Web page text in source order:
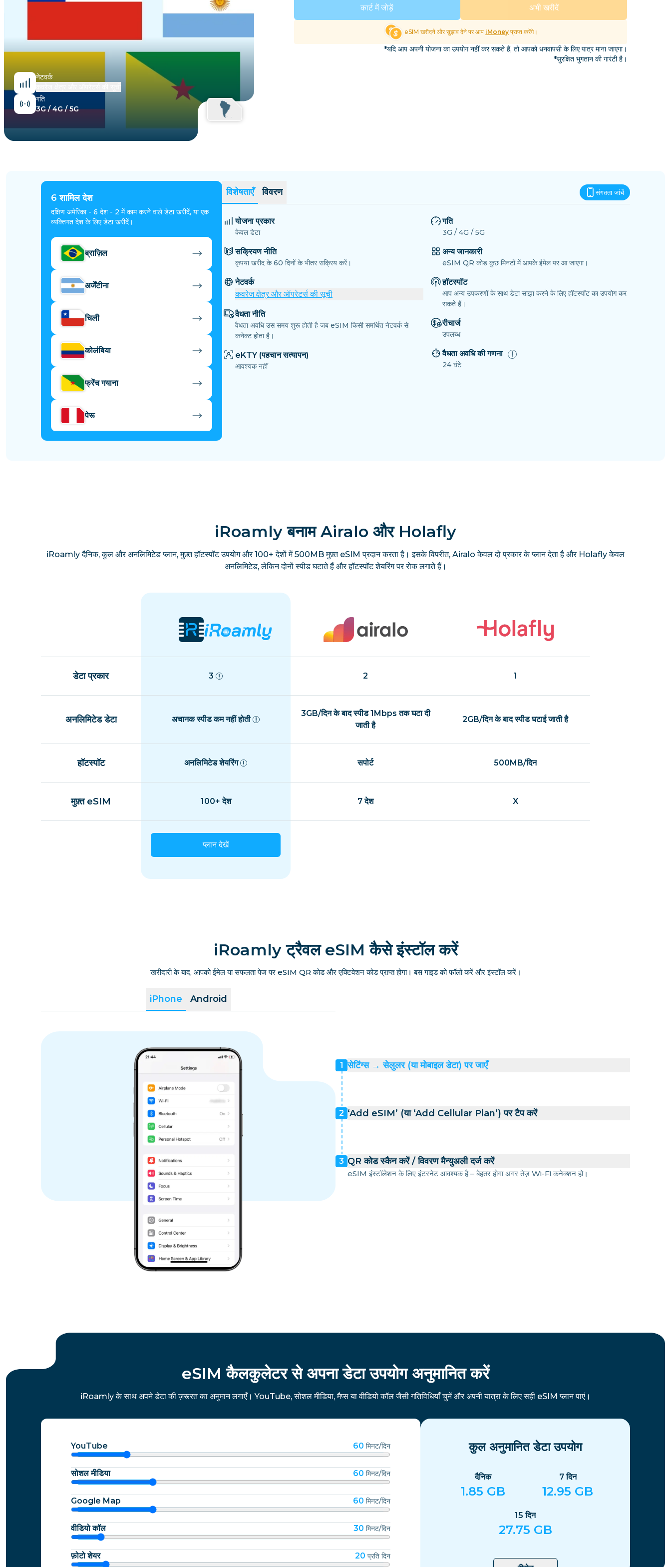
सभी गंतव्यों का अन्वेषण करें
नेटवर्क
गति
3G / 4G / 5G
कार्ट में जोड़ें अभी खरीदें
eSIM खरीदने और सुझाव देने पर आप iMoney प्राप्त करेंगे।
*यदि आप अपनी योजना का उपयोग नहीं कर सकते हैं, तो आपको धनवापसी के लिए पात्र माना जाएगा।
*सुरक्षित भुगतान की गारंटी है।
6 शामिल देश
दक्षिण अमेरिका - 6 देश - 2 में काम करने वाले डेटा खरीदें, या एक
व्यक्तिगत देश के लिए डेटा खरीदें।
ब्राज़िल
अर्जेंटीना
चिली
कोलंबिया
फ्रेंच गयाना
पेरू
विशेषताएँ विवरण संगतता जांचें
योजना प्रकार
केवल डेटा
सक्रियण नीति
कृपया खरीद के 60 दिनों के भीतर सक्रिय करें।
नेटवर्क
कवरेज क्षेत्र और ऑपरेटर्स की सूची
वैधता नीति
वैधता अवधि उस समय शुरू होती है जब eSIM किसी समर्थित नेटवर्क से
कनेक्ट होता है।
eKTY (पहचान सत्यापन)
आवश्यक नहीं
गति
3G / 4G / 5G
अन्य जानकारी
eSIM QR कोड कुछ मिनटों में आपके ईमेल पर आ जाएगा।
हॉटस्पॉट
आप अन्य उपकरणों के साथ डेटा साझा करने के लिए हॉटस्पॉट का उपयोग कर
सकते हैं।
रीचार्ज
उपलब्ध
वैधता अवधि की गणना
24 घंटे
iRoamly बनाम Airalo और Holafly
iRoamly दैनिक, कुल और अनलिमिटेड प्लान, मुफ़्त हॉटस्पॉट उपयोग और 100+ देशों में 500MB मुफ़्त eSIM प्रदान करता है। इसके विपरीत, Airalo केवल दो प्रकार के प्लान देता है और Holafly केवल
अनलिमिटेड, लेकिन दोनों स्पीड घटाते हैं और हॉटस्पॉट शेयरिंग पर रोक लगाते हैं।
डेटा प्रकार 3 2 1
अनलिमिटेड डेटा अचानक स्पीड कम नहीं होती
3GB/दिन के बाद स्पीड 1Mbps तक घटा दी
जाती है
2GB/दिन के बाद स्पीड घटाई जाती है
हॉटस्पॉट अनलिमिटेड शेयरिंग सपोर्ट 500MB/दिन
मुफ़्त eSIM 100+ देश 7 देश X
प्लान देखें
iRoamly ट्रैवल eSIM कैसे इंस्टॉल करें
खरीदारी के बाद, आपको ईमेल या सफलता पेज पर eSIM QR कोड और एक्टिवेशन कोड प्राप्त होगा। बस गाइड को फॉलो करें और इंस्टॉल करें।
iPhone Android
1 सेटिंग्स → सेलुलर (या मोबाइल डेटा) पर जाएँ
2 ‘Add eSIM’ (या ‘Add Cellular Plan’) पर टैप करें
3 QR कोड स्कैन करें / विवरण मैन्युअली दर्ज करें
eSIM इंस्टॉलेशन के लिए इंटरनेट आवश्यक है – बेहतर होगा अगर तेज़ Wi-Fi कनेक्शन हो।
eSIM कैलकुलेटर से अपना डेटा उपयोग अनुमानित करें
iRoamly के साथ अपने डेटा की ज़रूरत का अनुमान लगाएँ। YouTube, सोशल मीडिया, मैप्स या वीडियो कॉल जैसी गतिविधियाँ चुनें और अपनी यात्रा के लिए सही eSIM प्लान पाएं।
YouTube 60 मिनट/दिन
सोशल मीडिया 60 मिनट/दिन
Google Map 60 मिनट/दिन
वीडियो कॉल 30 मिनट/दिन
फ़ोटो शेयर 20 प्रति दिन
कुल अनुमानित डेटा उपयोग
दैनिक
1.85 GB
7दिन
12.95 GB
15दिन
27.75 GB